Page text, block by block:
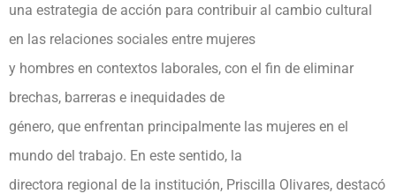
una estrategia de acción para contribuir al cambio cultural
en las relaciones sociales entre mujeres
y hombres en contextos laborales, con el fin de eliminar
brechas, barreras e inequidades de
género, que enfrentan principalmente las mujeres en el
mundo del trabajo. En este sentido, la
directora regional de la institución, Priscilla Olivares, destacó